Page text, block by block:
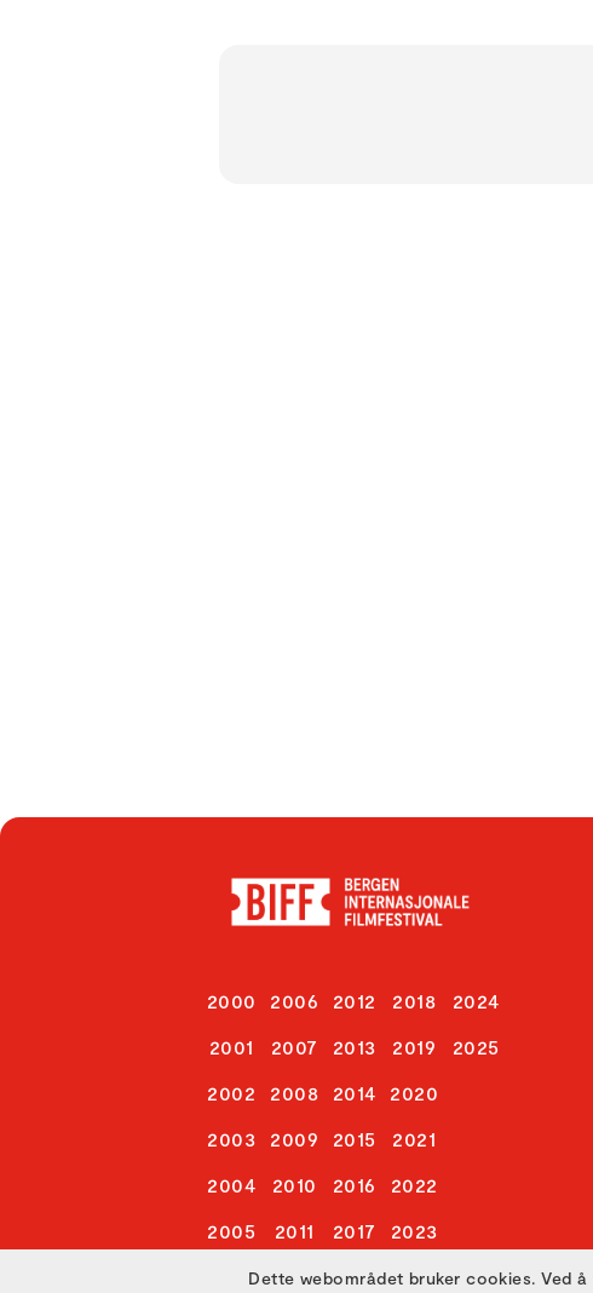
2000
2001
2002
2003
2004
2005
2006
2007
2008
2009
2010
2011
2012
2013
2014
2015
2016
2017
2018
2019
2020
2021
2022
2023
2024
2025
Dette webområdet bruker cookies. Ved